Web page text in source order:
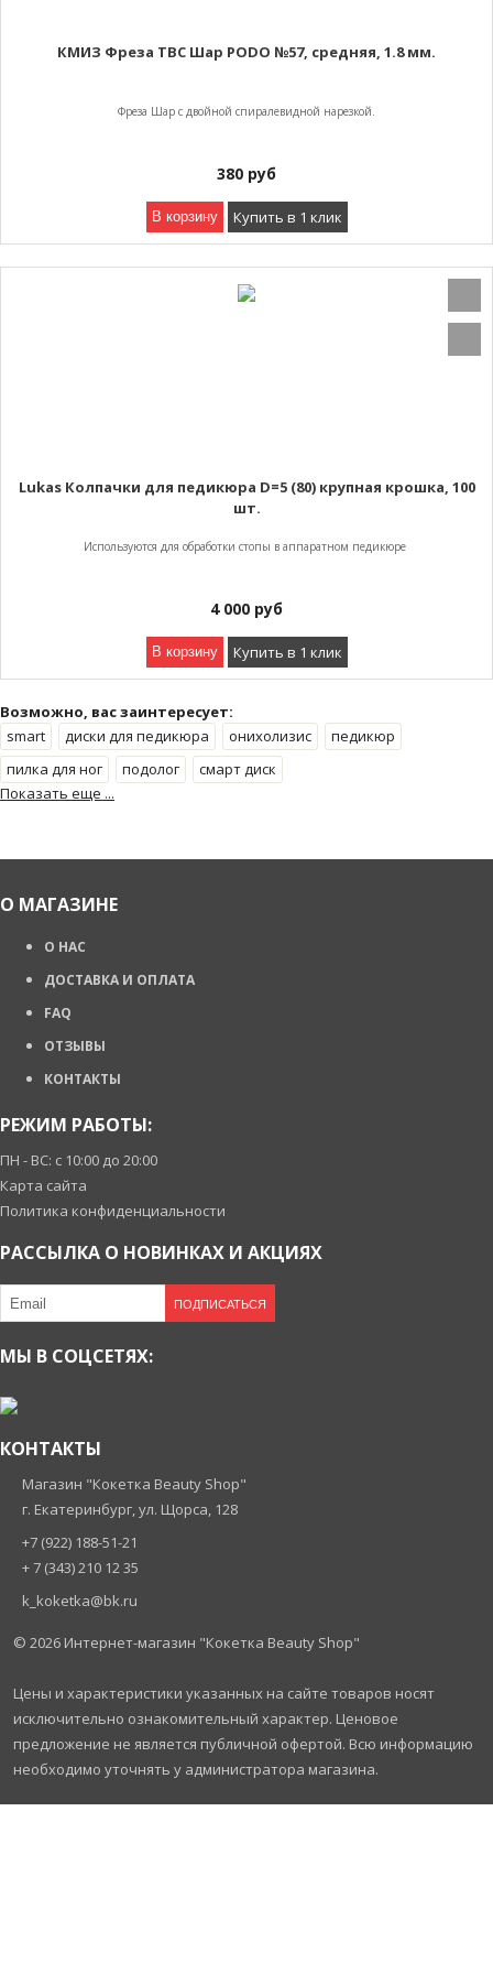
КМИЗ Фреза ТВС Шар PODO №57, средняя, 1.8 мм.
Фреза Шар с двойной спиралевидной нарезкой.
380 руб
В корзину Купить в 1 клик
Lukas Колпачки для педикюра D=5 (80) крупная крошка, 100
шт.
Используются для обработки стопы в аппаратном педикюре
4 000 руб
В корзину Купить в 1 клик
Возможно, вас заинтересует:
Показать еще ...
smart диски для педикюра онихолизис
педикюр
пилка для ног
подолог смарт диск
О МАГАЗИНЕ
О НАС
ДОСТАВКА И ОПЛАТА
FAQ
ОТЗЫВЫ
КОНТАКТЫ
РЕЖИМ РАБОТЫ:
ПН - ВС: с 10:00 до 20:00
Карта сайта
Политика конфиденциальности
РАССЫЛКА О НОВИНКАХ И АКЦИЯХ
ПОДПИСАТЬСЯ
МЫ В СОЦСЕТЯХ:
КОНТАКТЫ
Магазин "Кокетка Beauty Shop"
г. Екатеринбург, ул. Щорса, 128
+7 (922) 188-51-21
+ 7 (343) 210 12 35
k_koketka@bk.ru
© 2026 Интернет-магазин "Кокетка Beauty Shop"
Цены и характеристики указанных на сайте товаров носят
исключительно ознакомительный характер. Ценовое
предложение не является публичной офертой. Всю информацию
необходимо уточнять у администратора магазина.